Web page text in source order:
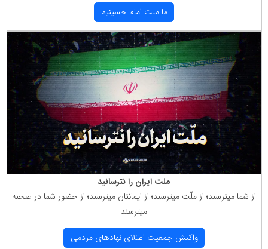
ما ملت امام حسینیم
ملت ایران را نترسانید
از شما میترسند؛ از ملّت میترسند؛ از ایمانتان میترسند؛ از حضور شما در صحنه
میترسند
واكنش جمعیت اعتلای نهادهای مردمی